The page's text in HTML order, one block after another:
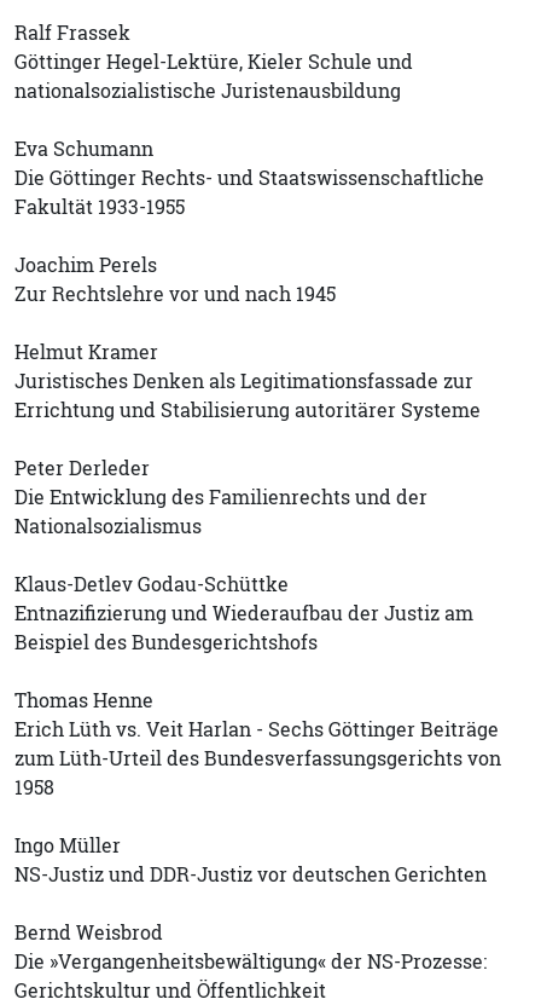
Ralf Frassek
Göttinger Hegel-Lektüre, Kieler Schule und
nationalsozialistische Juristenausbildung
Eva Schumann
Die Göttinger Rechts- und Staatswissenschaftliche
Fakultät 1933-1955
Joachim Perels
Zur Rechtslehre vor und nach 1945
Helmut Kramer
Juristisches Denken als Legitimationsfassade zur
Errichtung und Stabilisierung autoritärer Systeme
Peter Derleder
Die Entwicklung des Familienrechts und der
Nationalsozialismus
Klaus-Detlev Godau-Schüttke
Entnazifizierung und Wiederaufbau der Justiz am
Beispiel des Bundesgerichtshofs
Thomas Henne
Erich Lüth vs. Veit Harlan - Sechs Göttinger Beiträge
zum Lüth-Urteil des Bundesverfassungsgerichts von
1958
Ingo Müller
NS-Justiz und DDR-Justiz vor deutschen Gerichten
Bernd Weisbrod
Die »Vergangenheitsbewältigung« der NS-Prozesse:
Gerichtskultur und Öffentlichkeit